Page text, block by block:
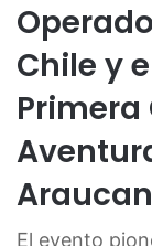
Chile y
Primera
El evento